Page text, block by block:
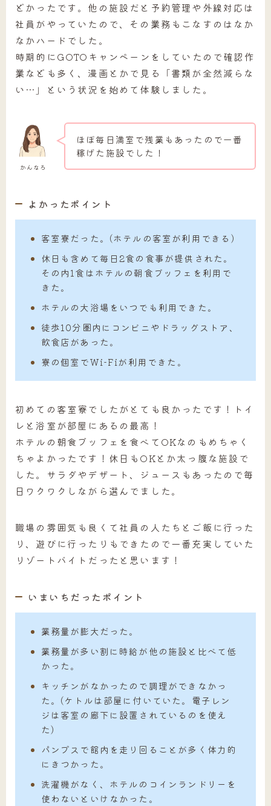
どかったです。 他の施設だと予約管理や外線対応は
社員がやっていたので、その業務もこなすのはなか
なかハードでした。
時期的にGOTOキャンペーンをしていたので確認作
業なども多く、漫画とかで見る「書類が全然減らな
い…」という状況を始めて体験しました。
かんなろ
ほぼ毎日満室で残業もあったので一番
稼げた施設でした！
よかったポイント
客室寮だった。(ホテルの客室が利用できる)
休日も含めて毎日2食の食事が提供された。
その内1食はホテルの朝食ブッフェを利用で
きた。
ホテルの大浴場をいつでも利用できた。
徒歩10分圏内にコンビニやドラッグストア、
飲食店があった。
寮の個室でWi-Fiが利用できた。
初めての客室寮でしたがとても良かったです！トイ
レと浴室が部屋にあるの最高！
ホテルの朝食ブッフェを食べてOKなのもめちゃく
ちゃよかったです！休日もOKとか太っ腹な施設で
した。サラダやデザート、ジュースもあったので毎
日ワクワクしながら選んでました。
職場の雰囲気も良くて社員の人たちとご飯に行った
り、遊びに行ったりもできたので一番充実していた
リゾートバイトだったと思います！
いまいちだったポイント
業務量が膨大だった。
業務量が多い割に時給が他の施設と比べて低
かった。
キッチンがなかったので調理ができなかっ
た。(ケトルは部屋に付いていた。電子レン
ジは客室の廊下に設置されているのを使え
た)
パンプスで館内を走り回ることが多く体力的
にきつかった。
洗濯機がなく、ホテルのコインランドリーを
使わないといけなかった。